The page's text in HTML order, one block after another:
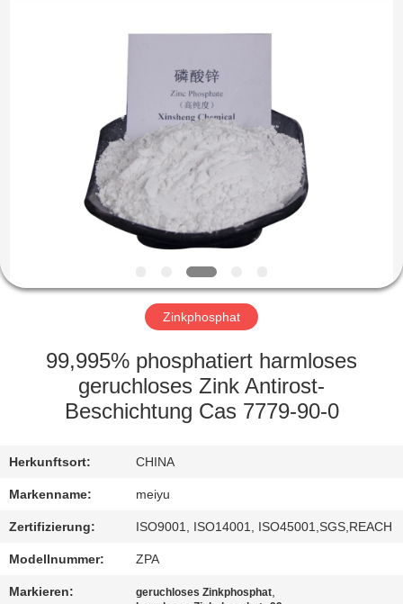
PRODUKTE
ÜBER
WERKSBESICHTIGUNG
KONTAKT
MIT
UNS
Zinkphosphat
99,995% phosphatiert harmloses
geruchloses Zink Antirost-
Beschichtung Cas 7779-90-0
Herkunftsort: CHINA
Markenname: meiyu
Zertifizierung: ISO9001, ISO14001, ISO45001,SGS,REACH
Modellnummer: ZPA
Markieren: geruchloses Zinkphosphat,